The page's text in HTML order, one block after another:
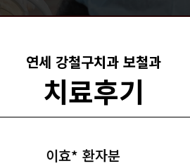
연세 강철구치과 보철과
치료후기
한*희 환자분